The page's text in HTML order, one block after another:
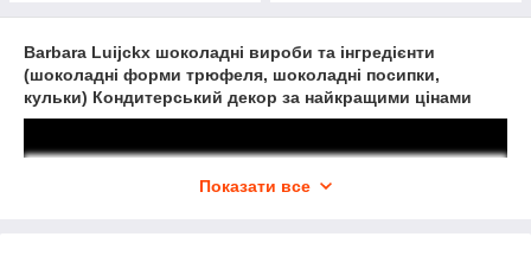
Barbara Luijckx шоколадні вироби та інгредієнти
(шоколадні форми трюфеля, шоколадні посипки,
кульки) Кондитерський декор за найкращими цінами
Показати все